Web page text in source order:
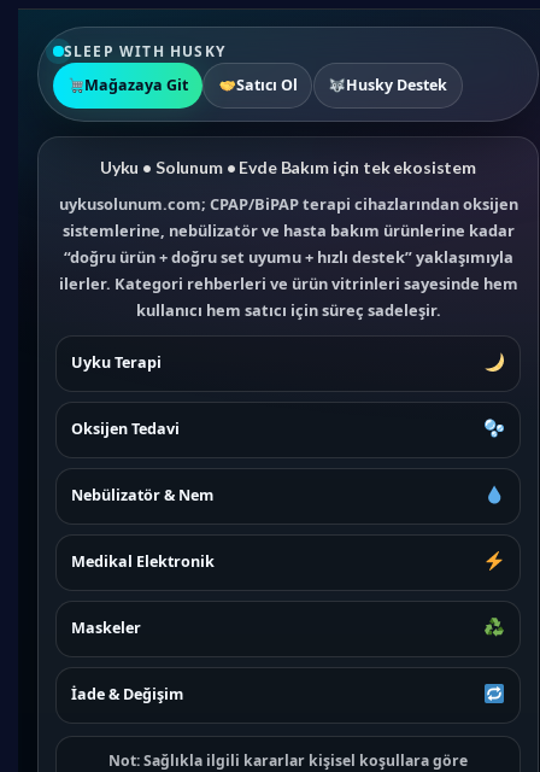
SLEEP WITH HUSKY
Mağazaya Git
Satıcı Ol Husky Destek
Uyku • Solunum • Evde Bakım için tek ekosistem
uykusolunum.com; CPAP/BiPAP terapi cihazlarından oksijen
sistemlerine, nebülizatör ve hasta bakım ürünlerine kadar
“doğru ürün + doğru set uyumu + hızlı destek” yaklaşımıyla
ilerler. Kategori rehberleri ve ürün vitrinleri sayesinde hem
kullanıcı hem satıcı için süreç sadeleşir.
Uyku Terapi
Oksijen Tedavi
Nebülizatör & Nem
Medikal Elektronik
Maskeler
İade & Değişim
Not:Sağlıkla ilgili kararlar kişisel koşullara göre